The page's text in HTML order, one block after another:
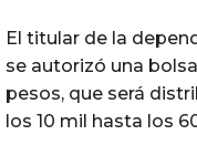
El titular de la
se autorizó una
pesos, que será
los 10 mil hasta los